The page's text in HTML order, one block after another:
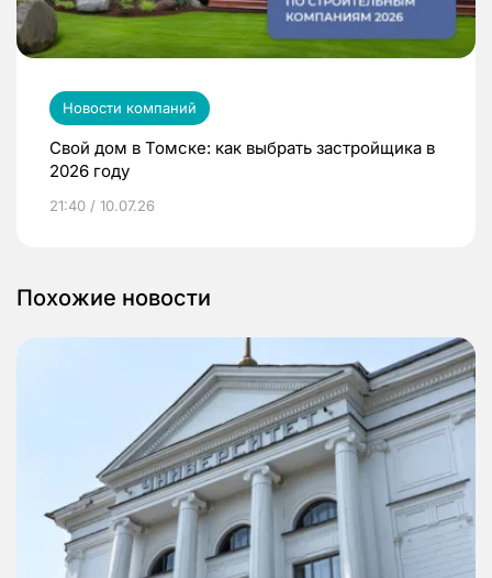
Новости компаний
Свой дом в Томске: как выбрать застройщика в
2026 году
21:40 / 10.07.26
Похожие новости